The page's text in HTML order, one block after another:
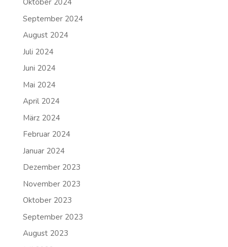
Oktober 2024
September 2024
August 2024
Juli 2024
Juni 2024
Mai 2024
April 2024
März 2024
Februar 2024
Januar 2024
Dezember 2023
November 2023
Oktober 2023
September 2023
August 2023